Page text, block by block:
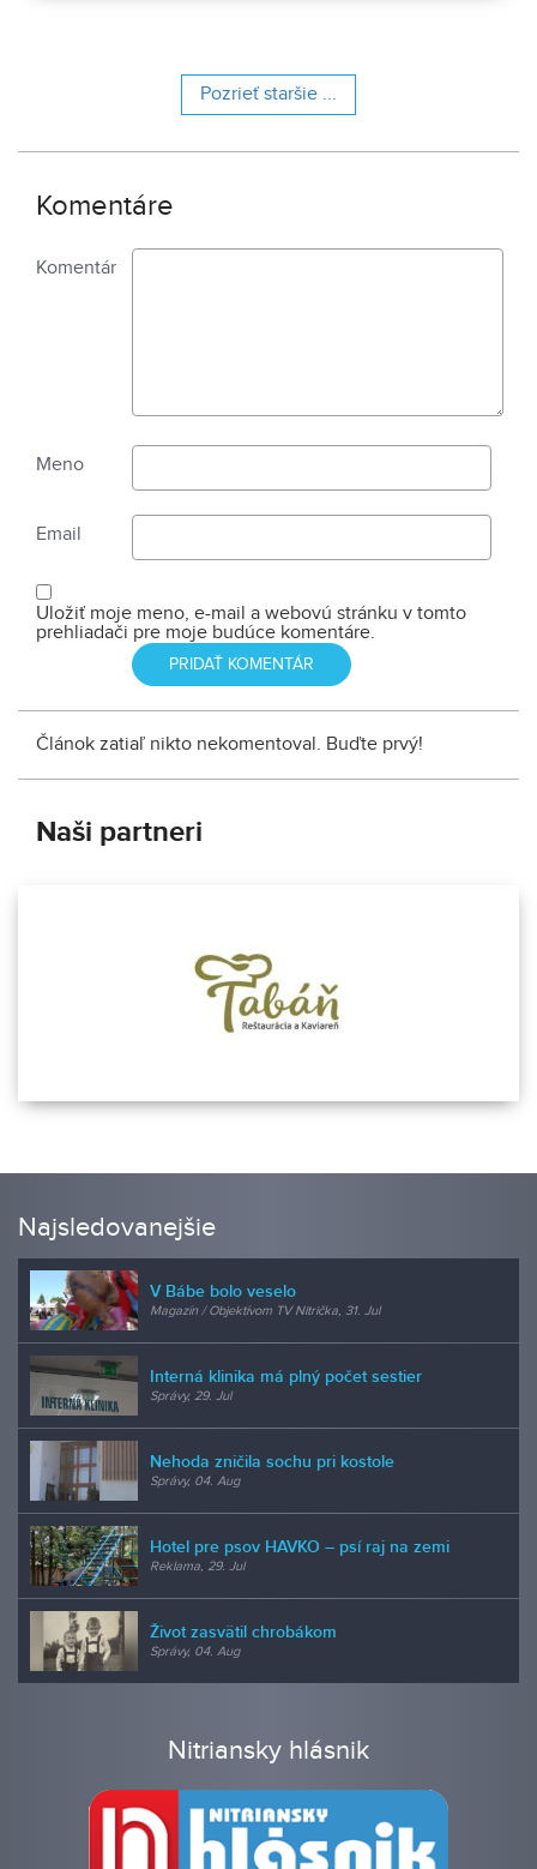
Pozrieť staršie ...
Komentáre
Komentár
Meno
Email
Uložiť moje meno, e-mail a webovú stránku v tomto
prehliadači pre moje budúce komentáre.
Článok zatiaľ nikto nekomentoval. Buďte prvý!
Naši partneri
Najsledovanejšie
V Bábe bolo veselo
Magazín / Objektívom TV Nitrička, 31. Jul
Interná klinika má plný počet sestier
Správy, 29. Jul
Nehoda zničila sochu pri kostole
Správy, 04. Aug
Hotel pre psov HAVKO – psí raj na zemi
Reklama, 29. Jul
Život zasvätil chrobákom
Správy, 04. Aug
Nitriansky hlásnik